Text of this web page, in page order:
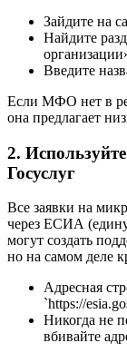
Зайдите на
Найдите
Введите
Если МФО нет в
она предлагает
2.
Госуслуг
Все заявки на
через ЕСИА
могут создать
но на самом деле
Адресная
`https://
Никогда не
вбивайте